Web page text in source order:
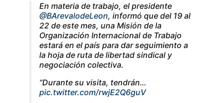
En materia de trabajo, el presidente
@BArevalodeLeon, informó que del 19 al
22 de este mes, una Misión de la
Organización Internacional de Trabajo
estará en el país para dar seguimiento a
la hoja de ruta de libertad sindical y
negociación colectiva.
“Durante su visita, tendrán…
pic.twitter.com/rwjE2Q6guV